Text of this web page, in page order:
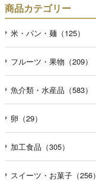
商品カテゴリー
米・パン・麺（125）
フルーツ・果物（209）
魚介類・水産品（583）
卵（29）
加工食品（305）
スイーツ・お菓子（256）